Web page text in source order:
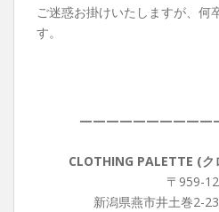
ご迷惑お掛けいたしますが、何
す。
CLOTHING PALETTE (ク
〒959-
新潟県燕市井土巻2-